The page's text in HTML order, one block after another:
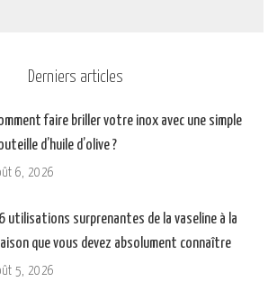
Derniers articles
faire briller votre inox avec une simple
d’huile d’olive ?
6, 2026
utilisations surprenantes de la vaseline à la
que vous devez absolument connaître
5, 2026